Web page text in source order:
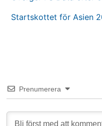
Startskottet för Asien
Prenumerera